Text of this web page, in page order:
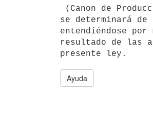
se determinará
entendiéndose
resultado de las
Ayuda